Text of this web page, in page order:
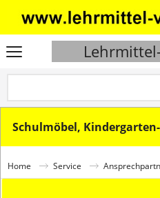
Schulmöbel,
Home Service